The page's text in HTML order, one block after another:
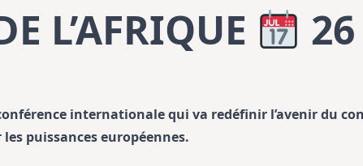
L’AFRIQUE
26
conférence internationale qui va redéfinir l’avenir du
puissances européennes.